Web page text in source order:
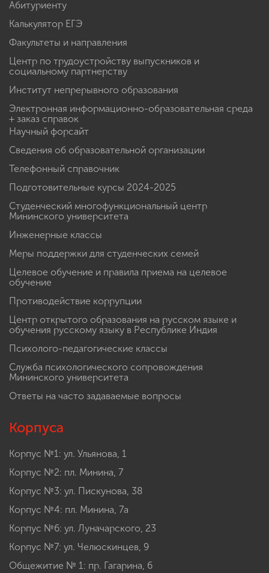
Абитуриенту
Калькулятор ЕГЭ
Факультеты и направления
Центр по трудоустройству выпускников и
социальному партнерству
Институт непрерывного образования
Электронная информационно-образовательная среда
+ заказ справок
Научный форсайт
Сведения об образовательной организации
Телефонный справочник
Подготовительные курсы 2024-2025
Студенческий многофункциональный центр
Мининского университета
Инженерные классы
Меры поддержки для студенческих семей
Целевое обучение и правила приема на целевое
обучение
Противодействие коррупции
Центр открытого образования на русском языке и
обучения русскому языку в Республике Индия
Психолого-педагогические классы
Служба психологического сопровождения
Мининского университета
Ответы на часто задаваемые вопросы
Корпуса
Корпус №1: ул. Ульянова, 1
Корпус №2: пл. Минина, 7
Корпус №3: ул. Пискунова, 38
Корпус №4: пл. Минина, 7а
Корпус №6: ул. Луначарского, 23
Корпус №7: ул. Челюскинцев, 9
Общежитие № 1: пр. Гагарина, 6